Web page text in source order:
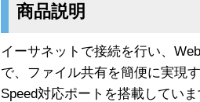
商品説明
イーサネットで接続を行い、
で、ファイル共有を簡便に実現
Speed対応ポートを搭載してい